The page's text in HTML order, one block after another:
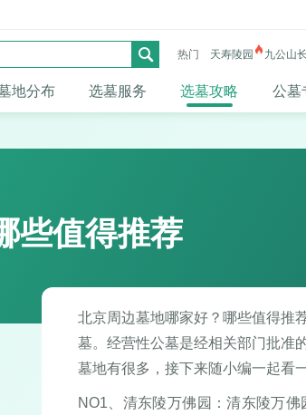
热门 天寿陵园 九公山
地分布 选墓服务 选墓攻略 公墓
些值得推荐
北京周边墓地哪家好？哪些值得推
墓。经营性公墓是经相关部门批准
墓地有很多，接下来随小编一起看
NO1、清东陵万佛园：清东陵万